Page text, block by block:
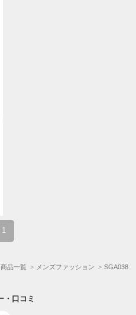
1
品一覧 メンズファッション SGA038
・口コミ